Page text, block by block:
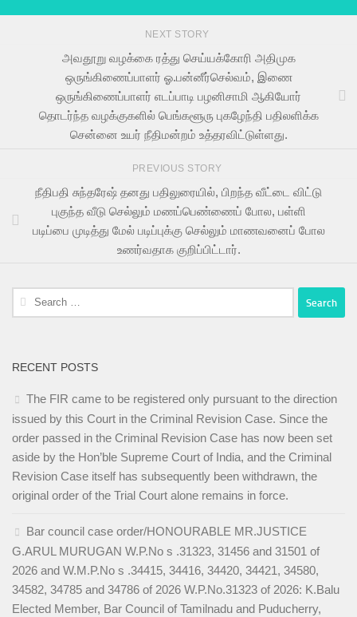
NEXT STORY
அவதூறு வழக்கை ரத்து செய்யக்கோரி அதிமுக
ஒருங்கிணைப்பாளர் ஓ.பன்னீர்செல்வம், இணை
ஒருங்கிணைப்பாளர் எடப்பாடி பழனிசாமி ஆகியோர்
தொடர்ந்த வழக்குகளில் பெங்களூரு புகழேந்தி பதிலளிக்க
சென்னை உயர் நீதிமன்றம் உத்தரவிட்டுள்ளது.
PREVIOUS STORY
நீதிபதி சுந்தரேஷ் தனது பதிலுரையில், பிறந்த வீட்டை விட்டு
புகுந்த வீடு செல்லும் மணப்பெண்ணைப் போல, பள்ளி
படிப்பை முடித்து மேல் படிப்புக்கு செல்லும் மாணவனைப் போல
உணர்வதாக குறிப்பிட்டார்.
Search
for:
RECENT POSTS
The FIR came to be registered only pursuant to the direction
issued by this Court in the Criminal Revision Case. Since the
order passed in the Criminal Revision Case has now been set
aside by the Hon’ble Supreme Court of India, and the Criminal
Revision Case itself has subsequently been withdrawn, the
original order of the Trial Court alone remains in force.
Bar council case order/HONOURABLE MR.JUSTICE
G.ARUL MURUGAN W.P.No s .31323, 31456 and 31501 of
2026 and W.M.P.No s .34415, 34416, 34420, 34421, 34580,
34582, 34785 and 34786 of 2026 W.P.No.31323 of 2026: K.Balu
Elected Member, Bar Council of Tamilnadu and Puducherry,